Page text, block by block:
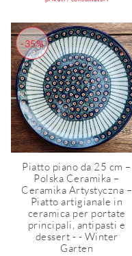
-35%
Piatto piano da 25 cm –
Polska Ceramika –
Ceramika Artystyczna –
Piatto artigianale in
ceramica per portate
principali, antipasti e
dessert - - Winter
Garten